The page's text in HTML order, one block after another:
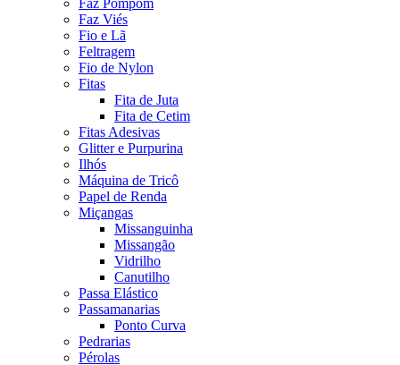
Faz Viés
Fio e Lã
Feltragem
Fio de Nylon
Fitas
Fita de Juta
Fita de Cetim
Fitas Adesivas
Glitter e Purpurina
Ilhós
Máquina de Tricô
Papel de Renda
Miçangas
Missanguinha
Missangão
Vidrilho
Canutilho
Passa Elástico
Passamanarias
Ponto Curva
Pedrarias
Pérolas